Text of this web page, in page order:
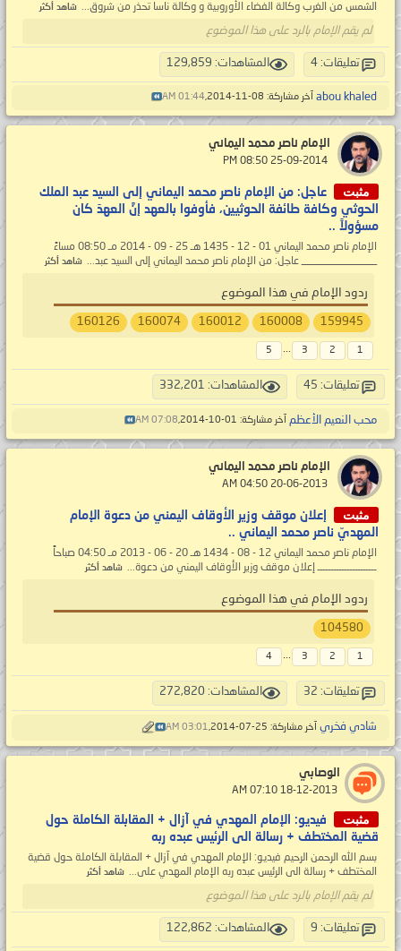
الشمس من الغرب وكالة الفضاء الأوروبية و وكالة ناسا تحذر من شروق... شاهد أكثر
لم يقم الإمام بالرد على هذا الموضوع
تعليقات: 4 المشاهدات: 129,859
abou khaled آخر مشاركة: 08-11-2014, 01:44 AM
الإمام ناصر محمد اليماني
مثبت
عاجل: من الإمام ناصر محمد اليماني إلى السيد عبد الملك
الحوثي وكافة طائفة الحوثيين، فأوفوا بالعهد إنَّ العهدَ كان
مسؤولاً ..
الإمام ناصر محمد اليماني 01 - 12 - 1435 هـ 25 - 09 - 2014 مـ 08:50 مساءً
______________ عاجل: من الإمام ناصر محمد اليماني إلى السيد عبد... شاهد أكثر
ردود الإمام في هذا الموضوع
159945
160008
160012
160074
160126
1
2
3
...
5
تعليقات: 45 المشاهدات: 332,201
محب النعيم الأعظم آخر مشاركة: 01-10-2014, 07:08 AM
الإمام ناصر محمد اليماني
مثبت
إعلان موقف وزير الأوقاف اليمني من دعوة الإمام
المهديّ ناصر محمد اليماني ..
الإمام ناصر محمد اليماني 12 - 08 - 1434 هـ 20 - 06 - 2013 مـ 04:50 صباحاً
ــــــــــــــــــــــ إعلان موقف وزير الأوقاف اليمني من دعوة... شاهد أكثر
ردود الإمام في هذا الموضوع
104580
1
2
3
...
4
تعليقات: 32 المشاهدات: 272,820
شادي فخري آخر مشاركة: 25-07-2014, 03:01 AM
الوصابي
مثبت
فيديو: الإمام المهدي في آزال + المقابلة الكاملة حول
قضية المختطف + رسالة الى الرئيس عبده ربه
بسم الله الرحمن الرحيم فيديو: الإمام المهدي في آزال + المقابلة الكاملة حول قضية
المختطف + رسالة الى الرئيس عبده ربه الإمام المهدي على... شاهد أكثر
لم يقم الإمام بالرد على هذا الموضوع
تعليقات: 9 المشاهدات: 122,862